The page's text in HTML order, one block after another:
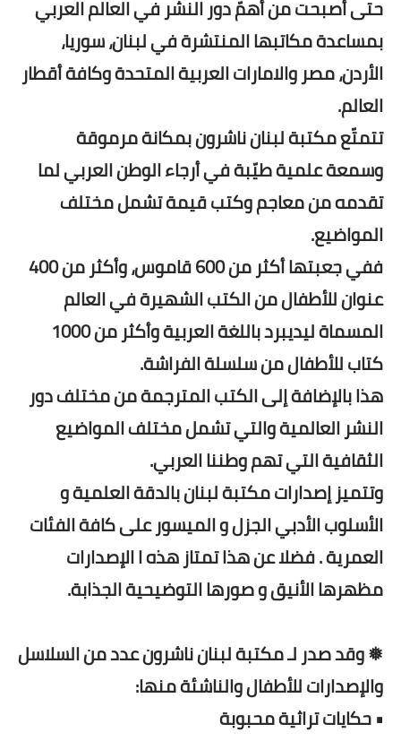
حتى أصبحت من أهمّ دور النشر في العالم العربي
بمساعدة مكاتبها المنتشرة في لبنان، سوريا،
الأردن، مصر والامارات العربية المتحدة وكافة أقطار
العالم.
تتمتّع مكتبة لبنان ناشرون بمكانة مرموقة
وسمعة علمية طيّبة في أرجاء الوطن العربي لما
تقدمه من معاجم وكتب قيمة تشمل مختلف
المواضيع.
ففي جعبتها أكثر من 600 قاموس، وأكثر من 400
عنوان للأطفال من الكتب الشهيرة في العالم
المسماة ليديبرد باللغة العربية وأكثر من 1000
كتاب للأطفال من سلسلة الفراشة.
هذا بالإضافة إلى الكتب المترجمة من مختلف دور
النشر العالمية والتي تشمل مختلف المواضيع
الثقافية التي تهم وطننا العربي.
وتتميز إصدارات مكتبة لبنان بالدقة العلمية و
الأسلوب الأدبي الجزل و الميسور على كافة الفئات
العمرية . فضلا عن هذا تمتاز هذه ا الإصدارات
مظهرها الأنيق و صورها التوضيحية الجذابة.
❅ وقد صدر لـ مكتبة لبنان ناشرون عدد من السلاسل
والإصدارات للأطفال والناشئة منها:
• حكايات تراثية محبوبة